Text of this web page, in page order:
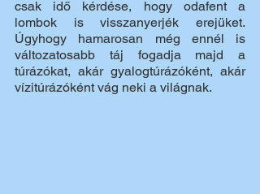
csak idő kérdése, hogy odafent a
lombok is visszanyerjék erejüket.
Úgyhogy hamarosan még ennél is
változatosabb táj fogadja majd a
túrázókat, akár gyalogtúrázóként, akár
vízitúrázóként vág neki a világnak.